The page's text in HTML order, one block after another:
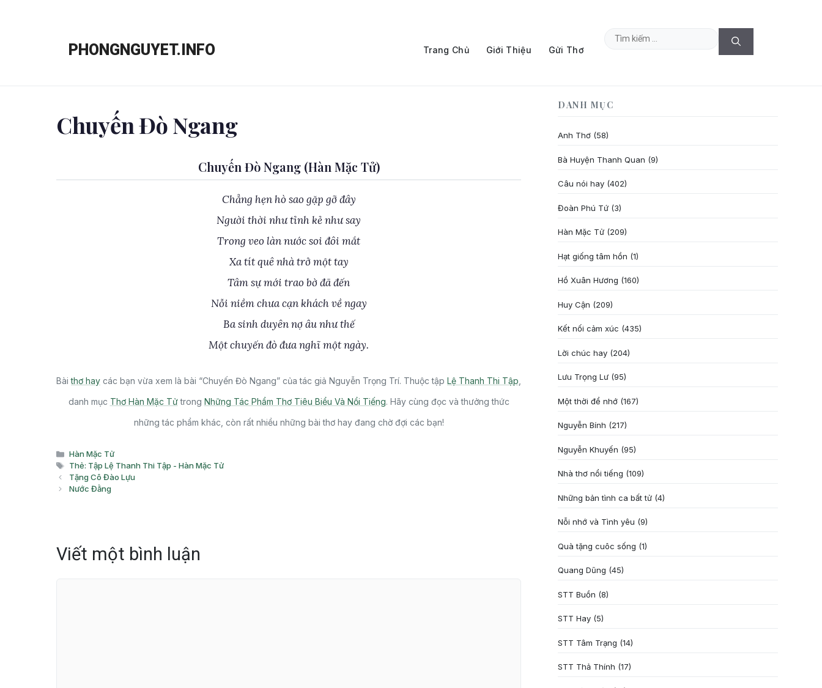
PHONGNGUYET.INFO Trang Chủ Giới Thiệu Gửi Thơ
Tìm
Chuyến Đò Ngang
Chuyến Đò Ngang (Hàn Mặc Tử)
Chẳng hẹn hò sao gặp gỡ đây
Người thời như tỉnh kẻ như say
Trong veo làn nước soi đôi mắt
Xa tít quê nhà trở một tay
Tâm sự mới trao bờ đã đến
Nỗi niềm chưa cạn khách về ngay
Ba sinh duyên nợ âu như thế
Một chuyến đò đưa nghĩ một ngày.
Bàithơ hay các bạn vừa xem là bài “Chuyến Đò Ngang” của tác giả Nguyễn Trọng Trí. Thuộc tập Lệ Thanh Thi Tập
danh mục Thơ Hàn Mặc Tửtrong Những Tác Phẩm Thơ Tiêu Biểu Và Nổi Tiếng. Hãy cùng đọc và thưởng thức
những tác phẩm khác, còn rất nhiều những bài thơ hay đang chờ đợi các bạn!
Danh
mục
Hàn Mặc Tử
Thẻ
Thẻ: Tập Lệ Thanh Thi Tập - Hàn Mặc Tử
Tặng Cô Đào Lựu
Nước Đằng
Viết một bình luận
DANH MỤC
Anh Thơ (58)
Bà Huyện Thanh Quan (9)
Câu nói hay (402)
Đoàn Phú Tứ (3)
Hàn Mặc Tử (209)
Hạt giống tâm hồn (1)
Hồ Xuân Hương (160)
Huy Cận (209)
Kết nối cảm xúc (435)
Lời chúc hay (204)
Lưu Trọng Lư (95)
Một thời để nhớ (167)
Nguyễn Bính (217)
Nguyễn Khuyến (95)
Nhà thơ nổi tiếng (109)
Những bản tình ca bất tử (4)
Nỗi nhớ và Tình yêu (9)
Quà tặng cuôc sống (1)
Quang Dũng (45)
STT Buồn (8)
STT Hay (5)
STT Tâm Trạng (14)
STT Thả Thính (17)